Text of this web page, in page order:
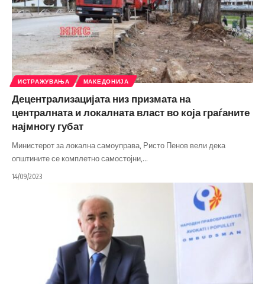
ИСТРАЖУВАЊА МАКЕДОНИЈА
Децентрализацијата низ призмата на
централната и локалната власт во која граѓаните
најмногу губат
Министерот за локална самоуправа, Ристо Пенов вели дека
општините се комплетно самостојни, …
14/09/2023